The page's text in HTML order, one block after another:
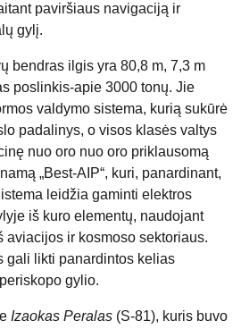
paviršiaus navigaciją ir
gylį.
bendras ilgis yra 80,8 m, 7,3 m
poslinkis-apie 3000 tonų. Jie
valdymo sistema, kurią sukūrė
padalinys, o visos klasės valtys
nuo oro nuo oro priklausomą
„Best-AIP“, kuri, panardinant,
leidžia gaminti elektros
iš kuro elementų, naudojant
aviacijos ir kosmoso sektoriaus.
gali likti panardintos kelias
gylio.
Izaokas Peralas (S-81), kuris buvo